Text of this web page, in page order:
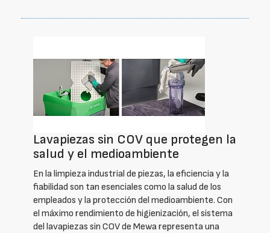
Lavapiezas sin COV que protegen la
salud y el medioambiente
En la limpieza industrial de piezas, la eficiencia y la
fiabilidad son tan esenciales como la salud de los
empleados y la protección del medioambiente. Con
el máximo rendimiento de higienización, el sistema
del lavapiezas sin COV de Mewa representa una